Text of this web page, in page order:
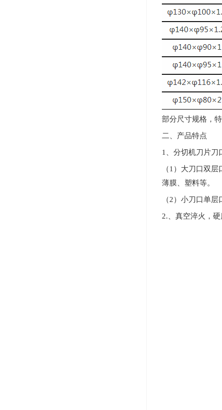
部分尺寸规格，
二、产品特点
1、分切机刀片刀
（1）大刀口双
薄膜、塑料等。
（2）小刀口单
2.、真空淬火，